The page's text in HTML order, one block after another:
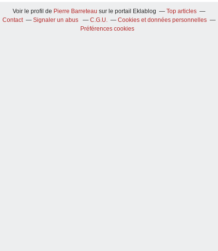
Voir le profil de Pierre Barreteau sur le portail Eklablog
Top articles
Contact
Signaler un abus C.G.U.
Cookies et données personnelles
Préférences cookies